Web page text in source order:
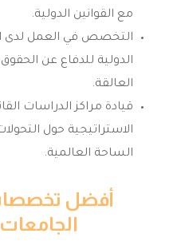
مع القوانين الدولية.
التخصص في العمل لدى
الدولية للدفاع عن
العالقة.
قيادة مراكز الدراسات
الاستراتيجية حول
الساحة العالمية.
أفضل